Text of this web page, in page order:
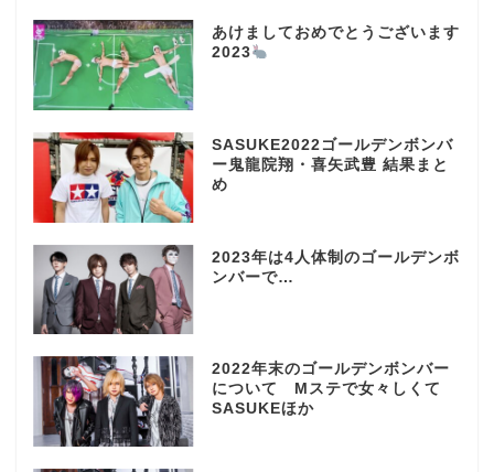
あけましておめでとうございます
2023
SASUKE2022ゴールデンボンバ
ー鬼龍院翔・喜矢武豊 結果まと
め
2023年は4人体制のゴールデンボ
ンバーで…
2022年末のゴールデンボンバー
について Mステで女々しくて
SASUKEほか